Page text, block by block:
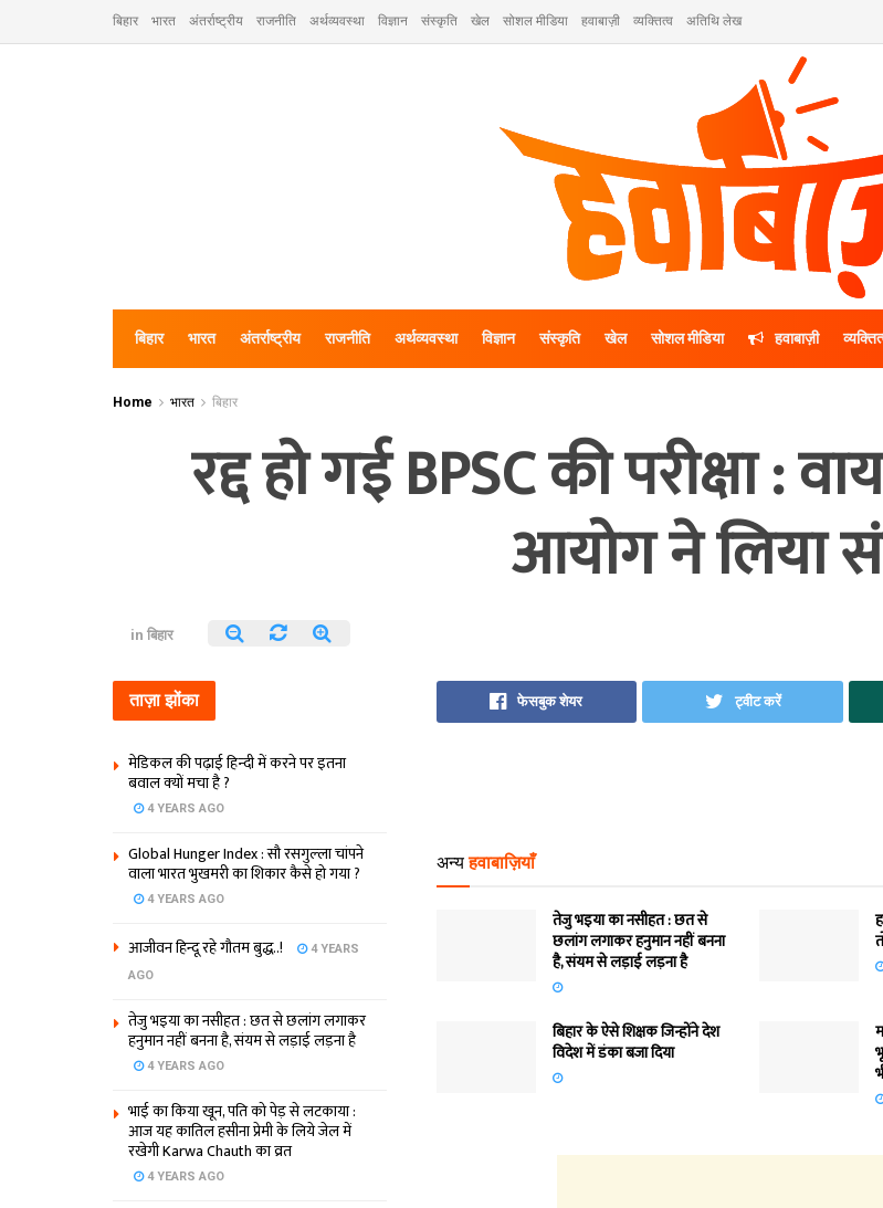
बिहार भारत अंतर्राष्ट्रीय राजनीति अर्थव्यवस्था विज्ञान संस्कृति खेल सोशल मीडिया हवाबाज़ी व्यक्तित्व अतिथि लेख
बिहार भारत अंतर्राष्ट्रीय राजनीति अर्थव्यवस्था विज्ञान संस्कृति खेल सोशल मीडिया हवाबाज़ी
Home भारत बिहार
रद्द हो गई BPSC की परीक्षा :
आयोग ने लिया
in बिहार
फेसबुक शेयर ट्वीट करें
अन्य हवाबाज़ियाँ
तेजु भइया का नसीहत : छत से
छलांग लगाकर हनुमान नहीं बनना
है, संयम से लड़ाई लड़ना है
बिहार के ऐसे शिक्षक जिन्होंने देश
विदेश में डंका बजा दिया
ताज़ा झोंका
मेडिकल की पढ़ाई हिन्‍दी में करने पर इतना
बवाल क्‍यों मचा है ?
4 YEARS AGO
Global Hunger Index : सौ रसगुल्‍ला चांपने
वाला भारत भुखमरी का शिकार कैसे हो गया ?
4 YEARS AGO
आजीवन हिन्दू रहे गौतम बुद्ध..!
4 YEARS
AGO
तेजु भइया का नसीहत : छत से छलांग लगाकर
हनुमान नहीं बनना है, संयम से लड़ाई लड़ना है
4 YEARS AGO
भाई का किया खून, पति को पेड़ से लटकाया :
आज यह कातिल हसीना प्रेमी के लिये जेल में
रखेगी Karwa Chauth का व्रत
4 YEARS AGO